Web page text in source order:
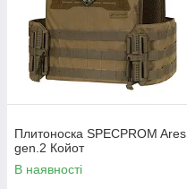
Плитоноска SPECPROM Ares
gen.2 Койот
В наявності